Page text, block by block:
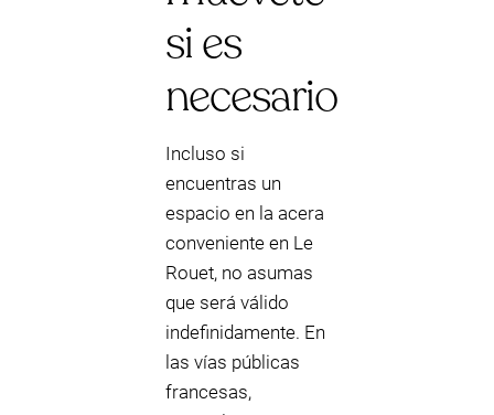
si es
necesario
Incluso si
encuentras un
espacio en la acera
conveniente en Le
Rouet, no asumas
que será válido
indefinidamente. En
las vías públicas
francesas,